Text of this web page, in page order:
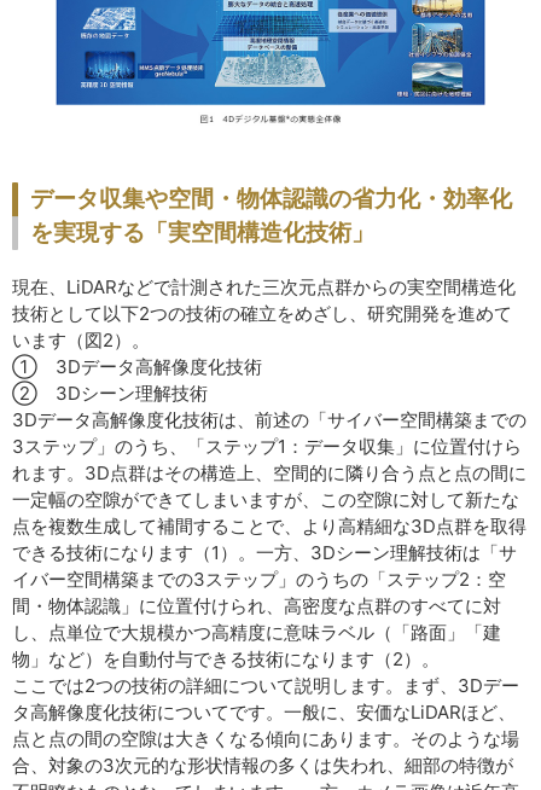
データ収集や空間・物体認識の省力化・効率化
を実現する「実空間構造化技術」
現在、LiDARなどで計測された三次元点群からの実空間構造化
技術として以下2つの技術の確立をめざし、研究開発を進めて
います（図2）。
① 3Dデータ高解像度化技術
② 3Dシーン理解技術
3Dデータ高解像度化技術は、前述の「サイバー空間構築までの
3ステップ」のうち、「ステップ1：データ収集」に位置付けら
れます。3D点群はその構造上、空間的に隣り合う点と点の間に
一定幅の空隙ができてしまいますが、この空隙に対して新たな
点を複数生成して補間することで、より高精細な3D点群を取得
できる技術になります（1）。一方、3Dシーン理解技術は「サ
イバー空間構築までの3ステップ」のうちの「ステップ2：空
間・物体認識」に位置付けられ、高密度な点群のすべてに対
し、点単位で大規模かつ高精度に意味ラベル（「路面」「建
物」など）を自動付与できる技術になります（2）。
ここでは2つの技術の詳細について説明します。まず、3Dデー
タ高解像度化技術についてです。一般に、安価なLiDARほど、
点と点の間の空隙は大きくなる傾向にあります。そのような場
合、対象の3次元的な形状情報の多くは失われ、細部の特徴が